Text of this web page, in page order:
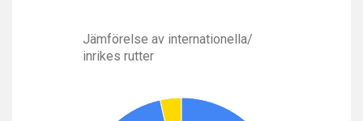
Jämförelse av internationella/
inrikes rutter